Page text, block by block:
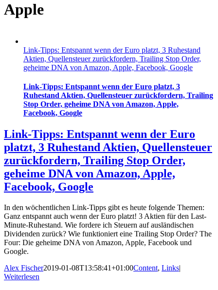
Apple
Link-Tipps: Entspannt wenn der Euro platzt, 3 Ruhestand
Aktien, Quellensteuer zurückfordern, Trailing Stop Order,
geheime DNA von Amazon, Apple, Facebook, Google
Link-Tipps: Entspannt wenn der Euro platzt, 3
Ruhestand Aktien, Quellensteuer zurückfordern, Trailing
Stop Order, geheime DNA von Amazon, Apple,
Facebook, Google
Link-Tipps: Entspannt wenn der Euro
platzt, 3 Ruhestand Aktien, Quellensteuer
zurückfordern, Trailing Stop Order,
geheime DNA von Amazon, Apple,
Facebook, Google
In den wöchentlichen Link-Tipps gibt es heute folgende Themen:
Ganz entspannt auch wenn der Euro platzt! 3 Aktien für den Last-
Minute-Ruhestand. Wie fordere ich Steuern auf ausländischen
Dividenden zurück? Wie funktioniert eine Trailing Stop Order? The
Four: Die geheime DNA von Amazon, Apple, Facebook und
Google.
Alex Fischer2019-01-08T13:58:41+01:00Content, Links|
Weiterlesen